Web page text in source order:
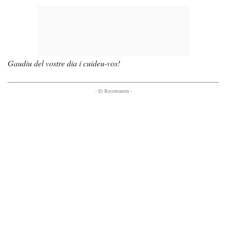
Gaudiu del vostre dia i cuideu-vos!
- Et Recomanem -